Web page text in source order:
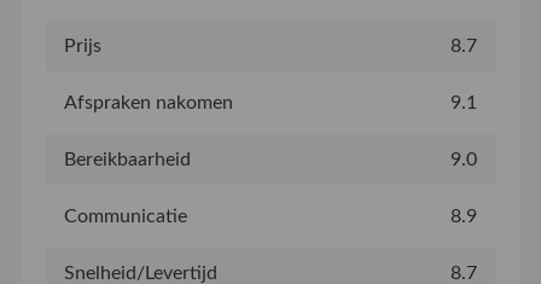
Prijs 8.7
Afspraken nakomen 9.1
Bereikbaarheid 9.0
Communicatie 8.9
Snelheid/Levertijd 8.7